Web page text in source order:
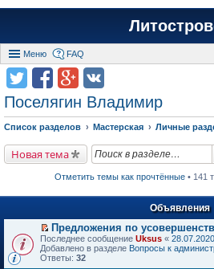
Меню FAQ
Поселягин Владимир
Список разделов Мастерская Личные
Новая тема
Отметить темы как прочтённые • 141
Объявления
П
е
р
Предложения по
Последнее сообщение Uksus «
Добавлено в разделе Вопросы к
Ответы: 32